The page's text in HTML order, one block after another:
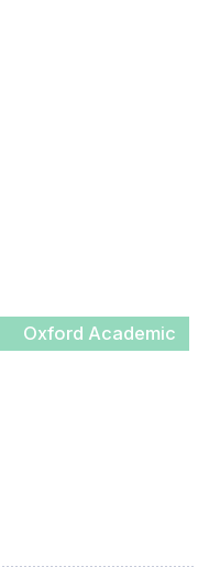
Oxford Academic